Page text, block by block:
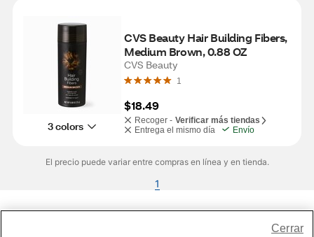
3 colors
CVS Beauty Hair Building Fibers,
Medium Brown, 0.88 OZ
CVS Beauty
1
$18.49
Recoger - Verificar más tiendas
Entrega el mismo día
Envío
El precio puede variar entre compras en línea y en tienda.
1
Cerrar